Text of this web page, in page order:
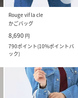
Rouge vif la cle
かごバッグ
8,690 円
790ポイント(10%ポイントバ
ック)